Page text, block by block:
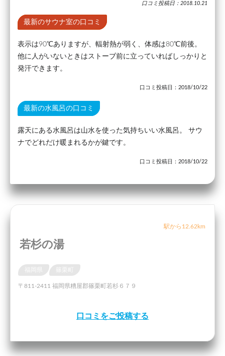
口コミ投稿日：2018.10.21
最新のサウナ室の口コミ
表示は90℃ありますが、輻射熱が弱く、体感は80℃前後。
他に人がいないときはストーブ前に立っていればしっかりと
発汗できます。
口コミ投稿日：2018/10/22
最新の水風呂の口コミ
露天にある水風呂は山水を使った気持ちいい水風呂。 サウ
ナでどれだけ暖まれるかが鍵です。
口コミ投稿日：2018/10/22
駅から12.62km
若杉の湯
〒811-2411 福岡県糟屋郡篠栗町若杉６７９
口コミをご投稿する